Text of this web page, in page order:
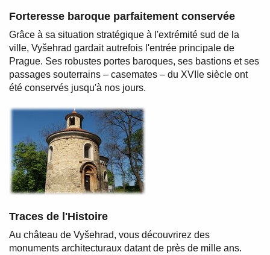
Forteresse baroque parfaitement conservée
Grâce à sa situation stratégique à l'extrémité sud de la
ville, Vyšehrad gardait autrefois l'entrée principale de
Prague. Ses robustes portes baroques, ses bastions et ses
passages souterrains – casemates – du XVIIe siècle ont
été conservés jusqu'à nos jours.
Traces de l'Histoire
Au château de Vyšehrad, vous découvrirez des
monuments architecturaux datant de près de mille ans.